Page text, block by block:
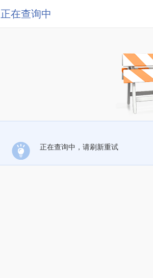
正在查询中
正在查询中，请刷新重试